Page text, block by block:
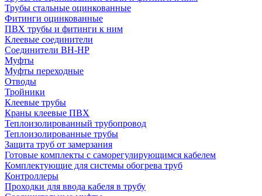
Трубы стальные оцинкованные
Фитинги оцинкованные
ПВХ трубы и фитинги к ним
Клеевые соединители
Соединители ВН-НР
Муфты
Муфты переходные
Отводы
Тройники
Клеевые трубы
Краны клеевые ПВХ
Теплоизолированный трубопровод
Теплоизолированные трубы
Защита труб от замерзания
Готовые комплекты с саморегулирующимся кабелем
Комплектующие для системы обогрева труб
Контроллеры
Проходки для ввода кабеля в трубу